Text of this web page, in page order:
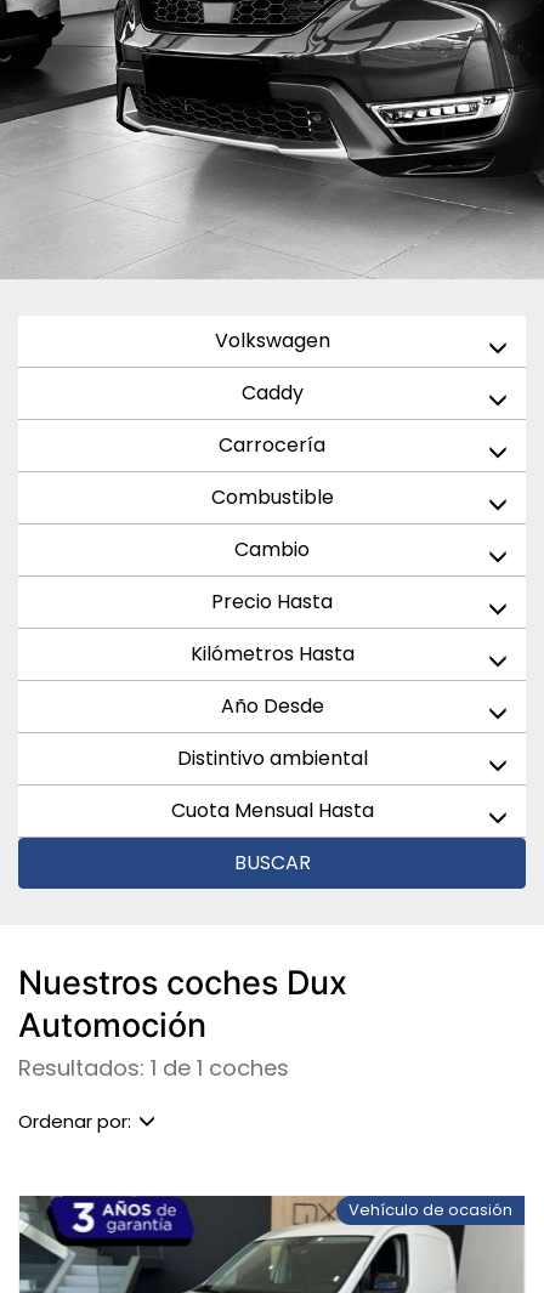
Volkswagen
Caddy
Carrocería
Combustible
Cambio
Precio Hasta
Kilómetros Hasta
Año Desde
Distintivo ambiental
Cuota Mensual Hasta
BUSCAR
Nuestros coches Dux
Automoción
Resultados: 1 de 1 coches
Ordenar por:
Vehículo de ocasión